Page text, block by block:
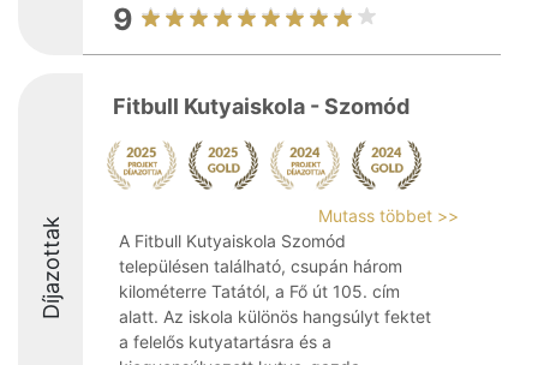
9
Díjazottak
Fitbull Kutyaiskola - Szomód
Mutass többet >>
A Fitbull Kutyaiskola Szomód
településen található, csupán három
kilométerre Tatától, a Fő út 105. cím
alatt. Az iskola különös hangsúlyt fektet
a felelős kutyatartásra és a